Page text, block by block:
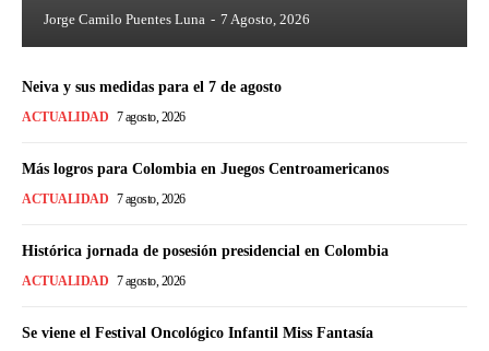
Jorge Camilo Puentes Luna - 7 Agosto, 2026
Neiva y sus medidas para el 7 de agosto
ACTUALIDAD 7 agosto, 2026
Más logros para Colombia en Juegos Centroamericanos
ACTUALIDAD 7 agosto, 2026
Histórica jornada de posesión presidencial en Colombia
ACTUALIDAD 7 agosto, 2026
Se viene el Festival Oncológico Infantil Miss Fantasía